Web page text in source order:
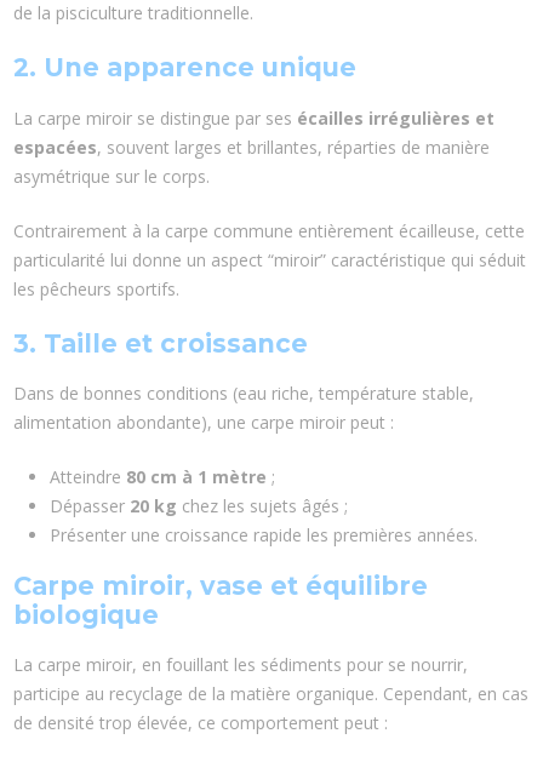
de la pisciculture traditionnelle.
2. Une apparence unique
La carpe miroir se distingue par ses écailles irrégulières et
espacées, souvent larges et brillantes, réparties de manière
asymétrique sur le corps.
Contrairement à la carpe commune entièrement écailleuse, cette
particularité lui donne un aspect “miroir” caractéristique qui séduit
les pêcheurs sportifs.
3. Taille et croissance
Dans de bonnes conditions (eau riche, température stable,
alimentation abondante), une carpe miroir peut :
Atteindre 80 cm à 1 mètre ;
Dépasser 20 kg chez les sujets âgés ;
Présenter une croissance rapide les premières années.
Carpe miroir, vase et équilibre
biologique
La carpe miroir, en fouillant les sédiments pour se nourrir,
participe au recyclage de la matière organique. Cependant, en cas
de densité trop élevée, ce comportement peut :